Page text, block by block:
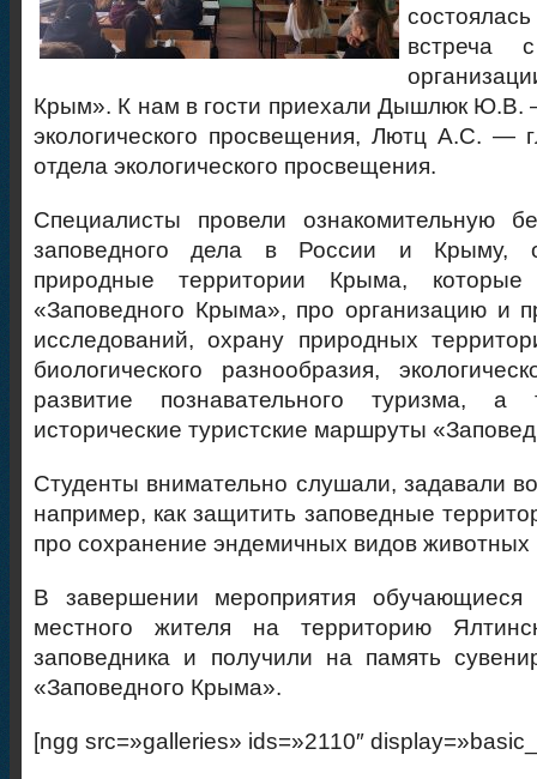
встреча
Крым». К нам в гости приехали Дышлюк Ю.В.
экологического просвещения, Лютц А.С. —
отдела экологического просвещения.
Специалисты провели ознакомительную
заповедного дела в России и Крыму,
природные территории Крыма,
«Заповедного Крыма», про организацию и
исследований, охрану природных
биологического разнообразия,
развитие познавательного туризма, а
исторические туристские маршруты
Студенты внимательно слушали, задавали
например, как защитить заповедные
про сохранение эндемичных видов животных
В завершении мероприятия обучающиеся
местного жителя на территорию
заповедника и получили на память
«Заповедного Крыма».
[ngg src=»galleries» ids=»2110″